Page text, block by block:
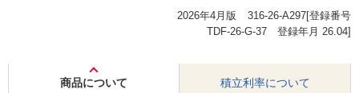
2026年4月版
316-26-A297[登録番号
TDF-26-G-37 登録年月 26.04]
商品について 積立利率について